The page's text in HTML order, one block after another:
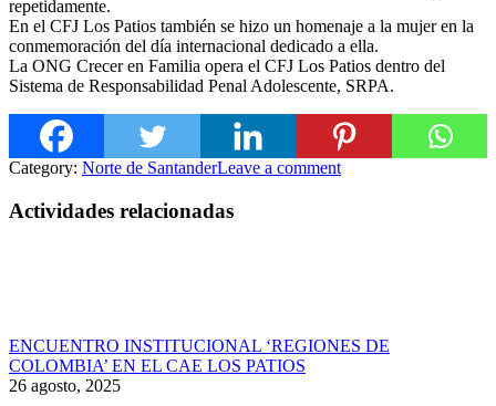
repetidamente.
En el CFJ Los Patios también se hizo un homenaje a la mujer en la
conmemoración del día internacional dedicado a ella.
La ONG Crecer en Familia opera el CFJ Los Patios dentro del
Sistema de Responsabilidad Penal Adolescente, SRPA.
Category: Norte de SantanderLeave a comment
Actividades relacionadas
ENCUENTRO INSTITUCIONAL ‘REGIONES DE
COLOMBIA’ EN EL CAE LOS PATIOS
26 agosto, 2025